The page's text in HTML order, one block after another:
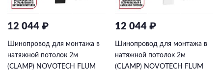
12 044 ₽
Шинопровод для монтажа в
натяжной потолок 2м
(CLAMP) NOVOTECH FLUM
12 044 ₽
Шинопровод для монтажа в
натяжной потолок 2м
(CLAMP) NOVOTECH FLUM